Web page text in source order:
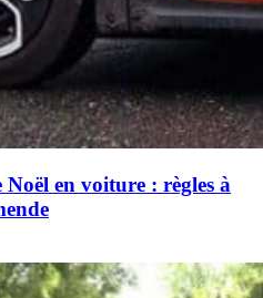
en voiture : règles à